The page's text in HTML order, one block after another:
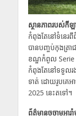
ស្ថានភាពរបស់កី
កំពុងតែនៅទំនេរ
បានបញ្ចប់កុងត្រ
ខណ្ឌកំពូល
កំពុងតែនៅទទួលរ
ទាត់ ដោយរូបគេអា
2025 នេះតទៅ។
ព័ត៌មានចចាមអា